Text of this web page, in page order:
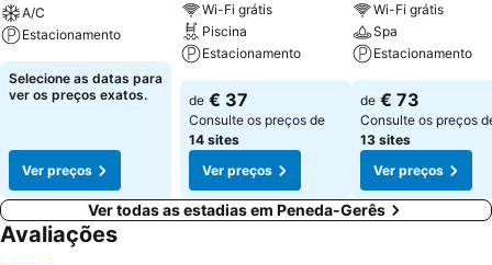
A/C
Estacionamento
Selecione as datas para
ver os preços exatos.
Ver preços
Wi-Fi grátis
Piscina
Estacionamento
de € 37
Consulte os preços de
14 sites
Ver preços
Wi-Fi grátis
Spa
Estacionamento
de € 73
Consulte os preços
13 sites
Ver preços
Ver todas as estadias em Peneda-Gerês
Avaliações